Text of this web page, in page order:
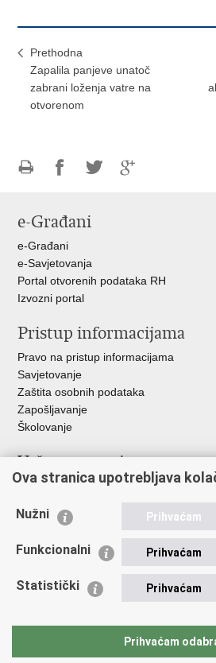
Prethodna
Zapalila panjeve unatoč
zabrani loženja vatre na
otvorenom
FacebookuTwitteru
e-Građani
e-Građani
e-Savjetovanja
Portal otvorenih podataka RH
Izvozni portal
Pristup informacijama
Pravo na pristup informacijama
Savjetovanje
Zaštita osobnih podataka
Zapošljavanje
Školovanje
Važne poveznice
Ministarstvo unutarnjih poslova
Udruge
Policijska akademija
Zaklada policijske solidarnosti
Vučetić"
Ova stranica upotrebljava
Nužni Prihvaćam
Funkcionalni Prihvaćam
Statistički Prihvaćam
Prihvaćam